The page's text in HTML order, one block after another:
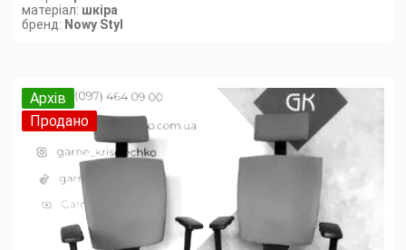
матеріал: шкіра
бренд: Nowy Styl
Продано
Архів